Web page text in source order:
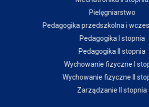
Pielęgniarstwo
Pedagogika przedszkolna i
Pedagogika I stopnia
Pedagogika II stopnia
Wychowanie fizyczne I
Wychowanie fizyczne II
Zarządzanie II stopnia